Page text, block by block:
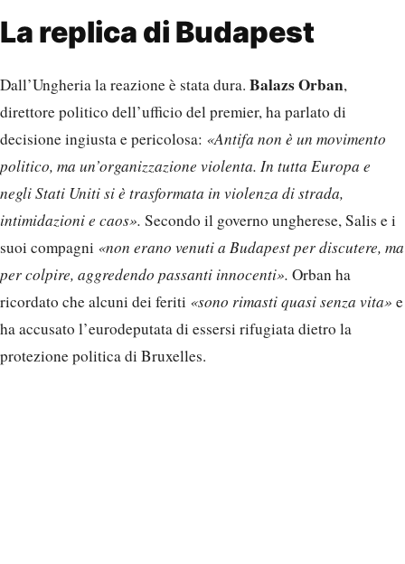
La replica di Budapest
Dall’Ungheria la reazione è stata dura. Balazs Orban,
direttore politico dell’ufficio del premier, ha parlato di
decisione ingiusta e pericolosa: «Antifa non è un movimento
politico, ma un’organizzazione violenta. In tutta Europa e
negli Stati Uniti si è trasformata in violenza di strada,
intimidazioni e caos». Secondo il governo ungherese, Salis e i
suoi compagni «non erano venuti a Budapest per discutere, ma
per colpire, aggredendo passanti innocenti». Orban ha
ricordato che alcuni dei feriti «sono rimasti quasi senza vita» e
ha accusato l’eurodeputata di essersi rifugiata dietro la
protezione politica di Bruxelles.